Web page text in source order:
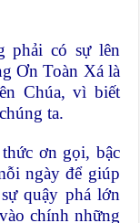
phải có sự lên
Ơn Toàn Xá là
Chúa, vì biết
ta.
ơn gọi, bậc
ngày để giúp
quậy phá lớn
chính những